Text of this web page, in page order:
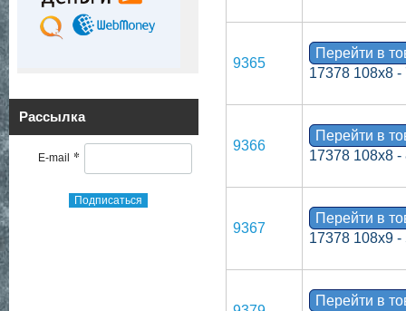
Рассылка
E-mail *
Подписаться
9365
Перейти в
17378 108х8 -
9366
Перейти в
17378 108х8 -
9367
Перейти в
17378 108х9 -
Перейти в